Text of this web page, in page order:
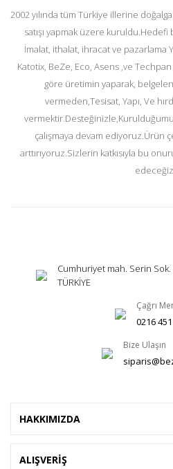
2002 yılında tüm Türkiye illerine
satışı yapmak üzere kuruldu.Hedefi
İmalat, ithalat, ihracat ve pazarlama
Katotix, BeZe, Eco, Asens ,ve
göre üretimin yaparak,
vermeden,Tesisat, Yapı, Ve
çalışmaya devam ediyoruz.Ürün
arttırıyoruz.Sizlerin katkısıyla bu
Cumhuriyet mah. Serin
TÜRKİYE
Çağrı
0216
Bize Ulaşın
HAKKIMIZDA
ALIŞVERİŞ